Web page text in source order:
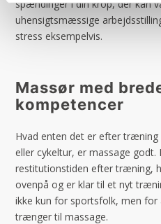
spændinger i din krop, der kan
uhensigtsmæssige
stress eksempelvis.
Massør med
kompetencer
Hvad enten det er efter
eller cykeltur, er massage godt.
restitutionstiden efter træning,
ovenpå og er klar til et nyt
ikke kun for sportsfolk, men for
trænger til massage.